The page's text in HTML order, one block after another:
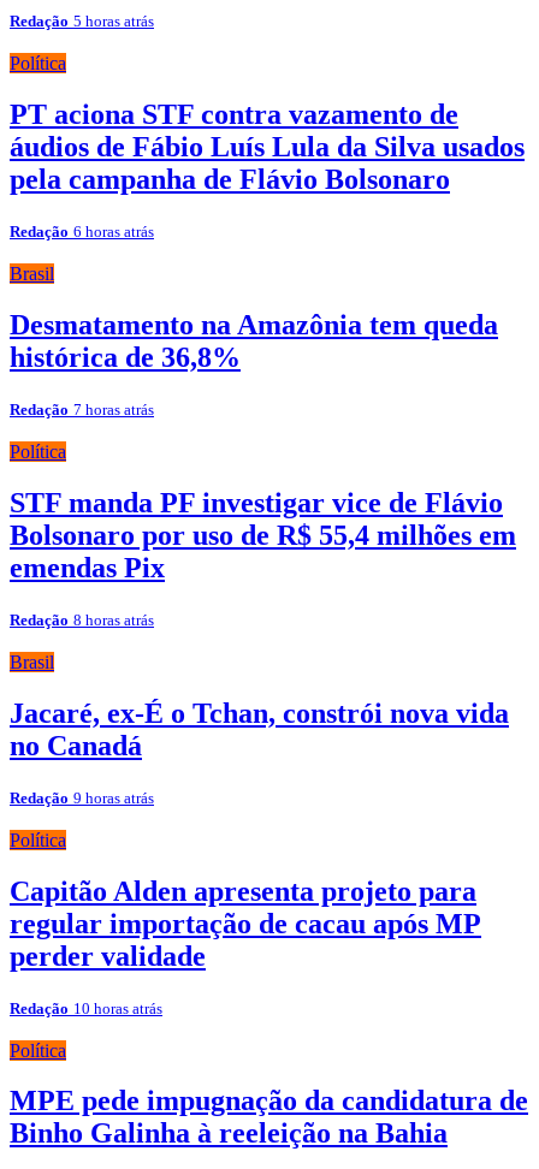
Redação 5 horas atrás
Política
PT aciona STF contra vazamento de
áudios de Fábio Luís Lula da Silva usados
pela campanha de Flávio Bolsonaro
Redação 6 horas atrás
Brasil
Desmatamento na Amazônia tem queda
histórica de 36,8%
Redação 7 horas atrás
Política
STF manda PF investigar vice de Flávio
Bolsonaro por uso de R$ 55,4 milhões em
emendas Pix
Redação 8 horas atrás
Brasil
Jacaré, ex-É o Tchan, constrói nova vida
no Canadá
Redação 9 horas atrás
Política
Capitão Alden apresenta projeto para
regular importação de cacau após MP
perder validade
Redação 10 horas atrás
Política
MPE pede impugnação da candidatura de
Binho Galinha à reeleição na Bahia